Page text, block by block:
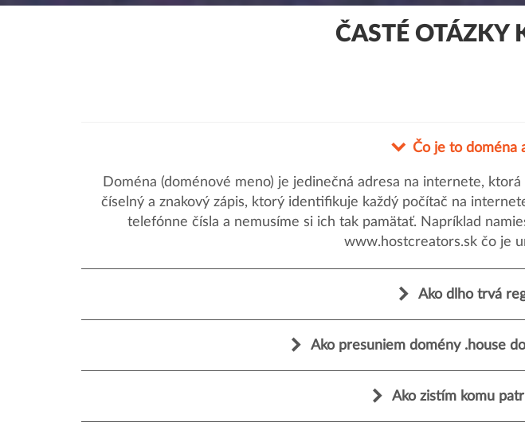
ČASTÉ OTÁZKY
Čo je to doména
Doména (doménové meno) je jedinečná adresa na internete,
číselný a znakový zápis, ktorý identifikuje každý počítač na
telefónne čísla a nemusíme si ich tak pamätať. Napríklad
www.hostcreators.sk čo je
Ako dlho trvá
Ako presuniem domény .house
Ako zistím komu